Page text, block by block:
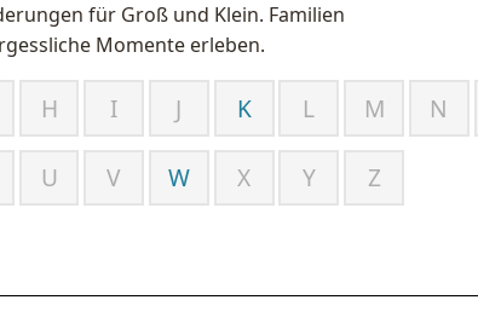
für Groß und Klein. Familien
Momente erleben.
H I J K L M N
U V W X Y Z